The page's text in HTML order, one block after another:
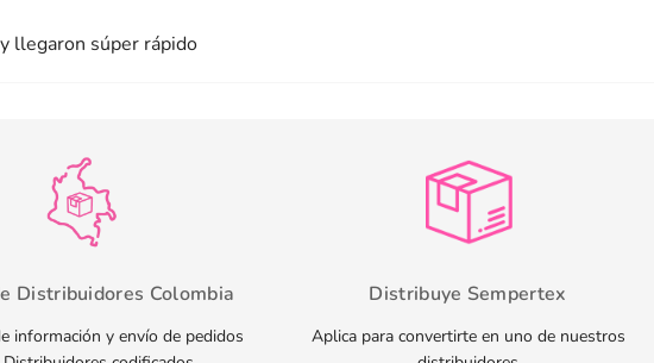
llegaron súper rápido
Distribuidores Colombia
información y envío de pedidos
Distribuye Sempertex
Aplica para convertirte en uno de nuestros